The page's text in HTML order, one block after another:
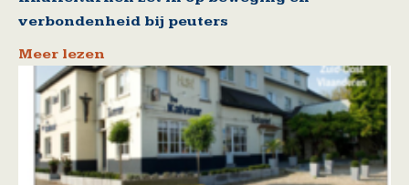
verbondenheid bij peuters
Meer lezen